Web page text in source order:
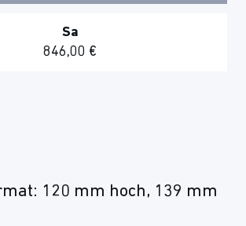
Sa
846,00 €
120 mm hoch, 139 mm